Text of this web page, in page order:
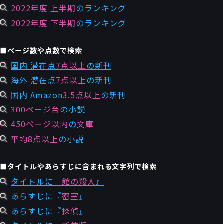
2022年度 上半期のランキング
2022年度 下半期のランキング
■ページ数や点数で検索
国内 潜在点7点以上の新刊
海外 潜在点7点以上の新刊
国内 Amazon3.5点以上の新刊
300ページ台の小説
450ページ以内の文庫
平均8点以上の小説
■タイトルやあらすじに含まれる文字列で検索
タイトルに『館の殺人 』
あらすじに『密室』
あらすじに『探偵』